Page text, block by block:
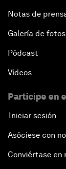
Notas de
Galería de fotos
Pódcast
Vídeos
Participe en
Iniciar sesión
Asóciese con
Conviértase en